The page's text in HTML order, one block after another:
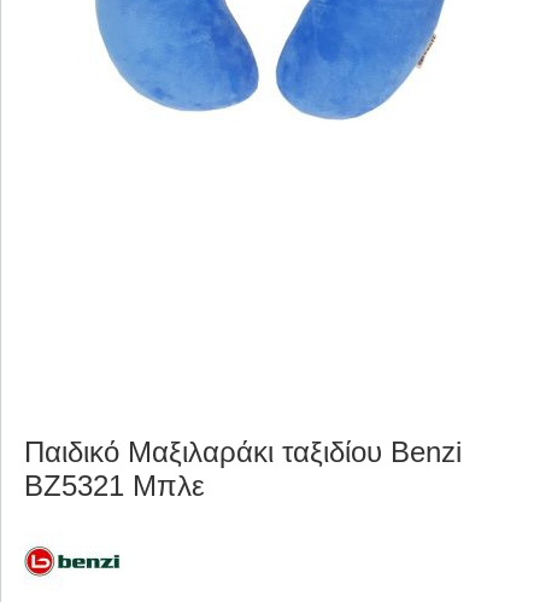
Παιδικό Μαξιλαράκι ταξιδίου Benzi
BZ5321 Μπλε